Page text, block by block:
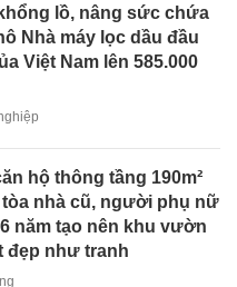
lồ, nâng sức chứa
Nhà máy lọc dầu đầu
Việt Nam lên 585.000
hộ thông tầng 190m²
nhà cũ, người phụ nữ
năm tạo nên khu vườn
đẹp như tranh